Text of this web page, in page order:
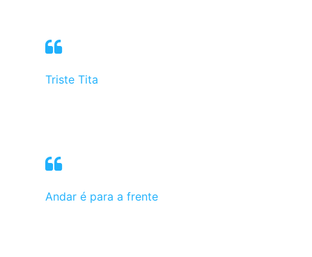
Triste Tita
Andar é para a frente